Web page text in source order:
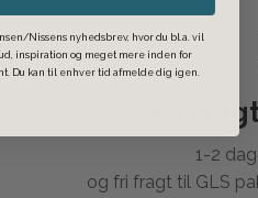
Fri
1-2
og fri fragt til GLS
Nissens nyhedsbrev, hvor du bl.a. vil
inspiration og meget mere inden for
Du kan til enhver tid afmelde dig igen.